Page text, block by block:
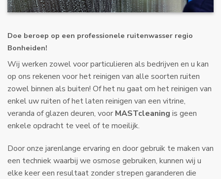
Doe beroep op een professionele ruitenwasser regio
Bonheiden!
Wij werken zowel voor particulieren als bedrijven en u kan
op ons rekenen voor het reinigen van alle soorten ruiten
zowel binnen als buiten! Of het nu gaat om het reinigen van
enkel uw ruiten of het laten reinigen van een vitrine,
veranda of glazen deuren, voor MASTcleaning is geen
enkele opdracht te veel of te moeilijk.
Door onze jarenlange ervaring en door gebruik te maken van
een techniek waarbij we osmose gebruiken, kunnen wij u
elke keer een resultaat zonder strepen garanderen die